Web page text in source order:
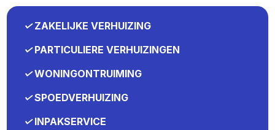
✓ZAKELIJKE VERHUIZING
✓PARTICULIERE VERHUIZINGEN
✓WONINGONTRUIMING
✓SPOEDVERHUIZING
✓INPAKSERVICE